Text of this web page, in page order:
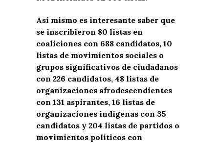
Así mismo es interesante saber que
se inscribieron 80 listas en
coaliciones con 688 candidatos, 10
listas de movimientos sociales o
grupos significativos de ciudadanos
con 226 candidatos, 48 listas de
organizaciones afrodescendientes
con 131 aspirantes, 16 listas de
organizaciones indígenas con 35
candidatos y 204 listas de partidos o
movimientos políticos con